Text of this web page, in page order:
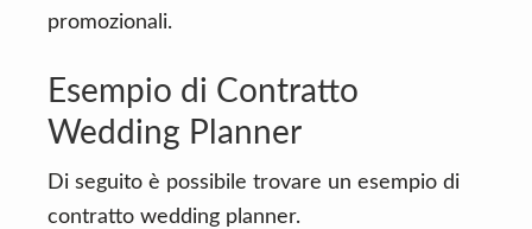
promozionali.
Esempio di Contratto
Wedding Planner
Di seguito è possibile trovare un esempio di
contratto wedding planner.